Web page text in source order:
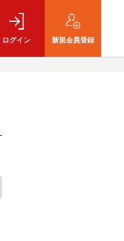
ログイン 新規会員登録